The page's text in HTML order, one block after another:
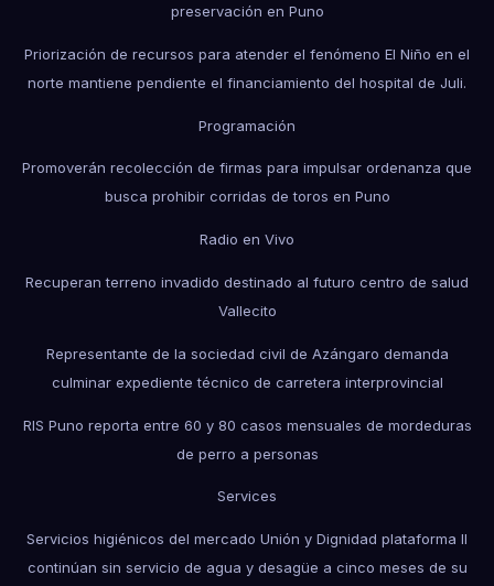
preservación en Puno
Priorización de recursos para atender el fenómeno El Niño en el
norte mantiene pendiente el financiamiento del hospital de Juli.
Programación
Promoverán recolección de firmas para impulsar ordenanza que
busca prohibir corridas de toros en Puno
Radio en Vivo
Recuperan terreno invadido destinado al futuro centro de salud
Vallecito
Representante de la sociedad civil de Azángaro demanda
culminar expediente técnico de carretera interprovincial
RIS Puno reporta entre 60 y 80 casos mensuales de mordeduras
de perro a personas
Services
Servicios higiénicos del mercado Unión y Dignidad plataforma II
continúan sin servicio de agua y desagüe a cinco meses de su